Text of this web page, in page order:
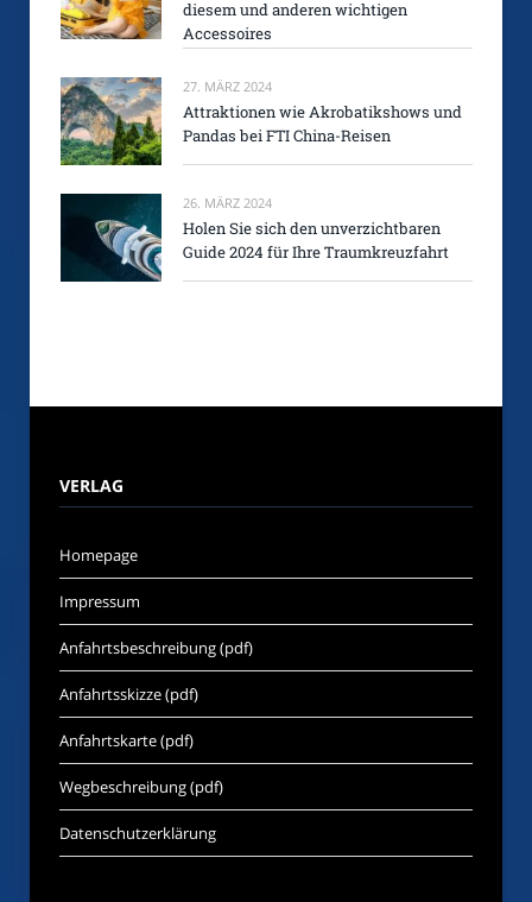
diesem und anderen wichtigen
Accessoires
27. MÄRZ 2024
Attraktionen wie Akrobatikshows und
Pandas bei FTI China-Reisen
26. MÄRZ 2024
Holen Sie sich den unverzichtbaren
Guide 2024 für Ihre Traumkreuzfahrt
VERLAG
Homepage
Impressum
Anfahrtsbeschreibung (pdf)
Anfahrtsskizze (pdf)
Anfahrtskarte (pdf)
Wegbeschreibung (pdf)
Datenschutzerklärung